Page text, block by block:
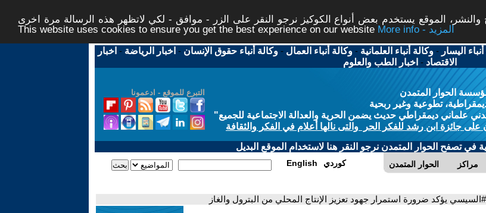
الموقع يستخدم بعض أنواع الكوكيز نرجو النقر على الزر - موافق - لكي لاتظهر هذه الرسالة مرة اخرى -
This website uses cookies to ensure you get the best experience on our website
More info - المزيد
اليسار -وكالة أنباء العلمانية -وكالة أنباء العمال -وكالة أنباء حقوق الإنسان - اخبار الرياضة - اخبار
الاقتصاد - اخبار الطب والعلوم
التبرع للموقع - ادعمونا
الحوار المتمدن
تطوعية وغير ربحية
علماني ديمقراطي حديث يضمن الحرية والعدالة الاجتماعية للجميع"
على جائزة ابن رشد للفكر الحر والتى نالها أعلام في الفكر والثقافة
في تصفح الحوار المتمدن نرجو النقر هنا لاستخدام الموقع البديل
الحوار المتمدن مراكز English كوردي
يؤكد ضرورة استمرار جهود تعزيز الإنتاج المحلي من البترول والغاز